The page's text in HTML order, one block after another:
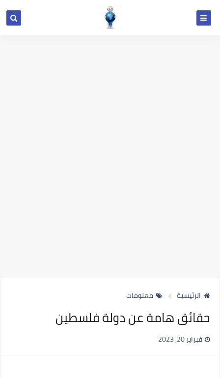
الرئيسية معلومات
حقائق هامة عن دولة فلسطين
فبراير 20, 2023